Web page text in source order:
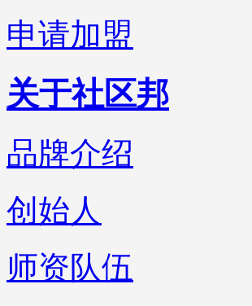
申请加盟
关于社区邦
品牌介绍
创始人
师资队伍